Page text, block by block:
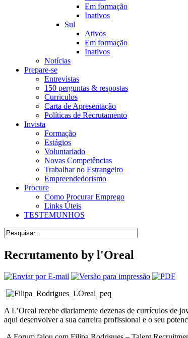
Em formação
Inativos
Sul
Ativos
Em formação
Inativos
Notícias
Prepare-se
Entrevistas
150 perguntas & respostas
Curriculos
Carta de Apresentação
Políticas de Recrutamento
Invista
Formação
Estágios
Voluntariado
Novas Competências
Trabalhar no Estrangeiro
Empreendedorismo
Procure
Como Procurar Emprego
Links Úteis
TESTEMUNHOS
Recrutamento by l'Oreal
A L’Oreal recebe diariamente dezenas de currículos de
aqui desenvolver a sua carreira profissional e o seu